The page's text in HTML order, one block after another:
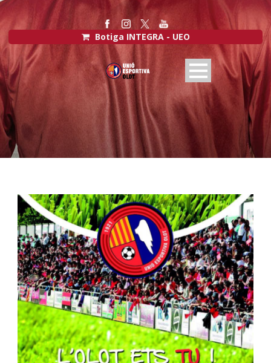
Botiga INTEGRA - UEO